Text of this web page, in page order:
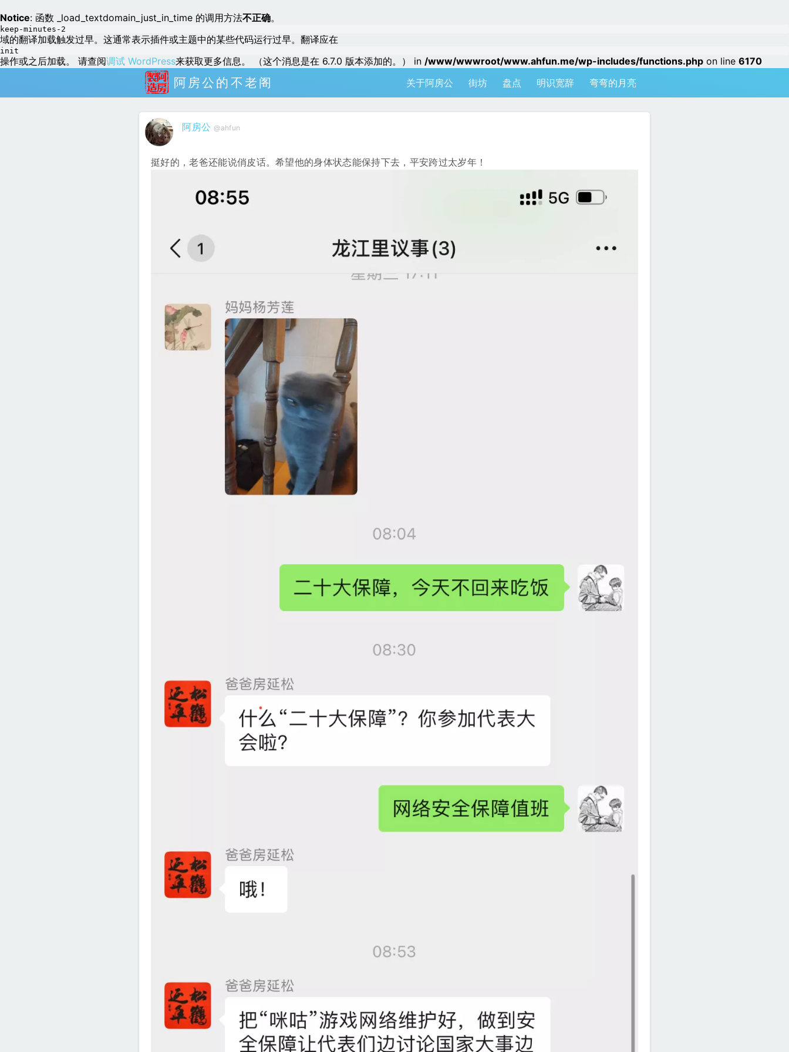
Notice: 函数 _load_textdomain_just_in_time 的调用方法不正确。
keep-minutes-2
域的翻译加载触发过早。这通常表示插件或主题中的某些代码运行过早。翻译应在
init
操作或之后加载。 请查阅调试 WordPress来获取更多信息。 （这个消息是在 6.7.0 版本添加的。） in /www/wwwroot/www.ahfun.me/wp-includes/functions.php on line 6170
阿房公的不老阁 关于阿房公 街坊 盘点 明识宽辞 弯弯的月亮
阿房公 @ahfun
挺好的，老爸还能说俏皮话。希望他的身体状态能保持下去，平安跨过太岁年！